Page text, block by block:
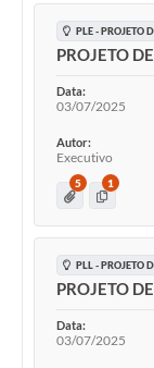
PLE - PROJETO
PROJETO
Data:
03/07/2025
Autor:
Executivo
5 1
PLL - PROJETO
PROJETO
Data:
03/07/2025